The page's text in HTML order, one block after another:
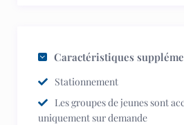
Caractéristiques
Stationnement
Les groupes de jeunes sont
uniquement sur demande